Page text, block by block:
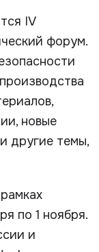
IV
форум.
новые
другие темы,
по 1 ноября.
и